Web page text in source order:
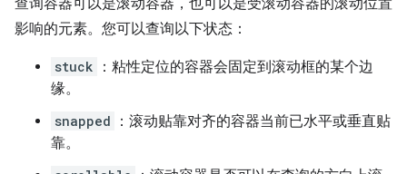
查询容器可以是滚动容器，也可以是受滚动容器的滚动位置
影响的元素。您可以查询以下状态：
stuck
：粘性定位的容器会固定到滚动框的某个边
缘。
snapped
：滚动贴靠对齐的容器当前已水平或垂直贴
靠。